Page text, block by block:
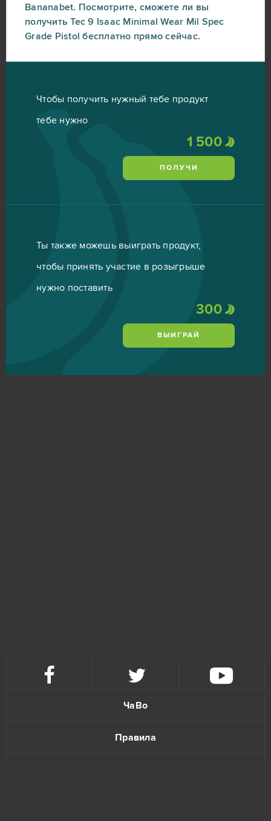
Bananabet. Посмотрите, сможете ли вы
получить Tec 9 Isaac Minimal Wear Mil Spec
Grade Pistol бесплатно прямо сейчас.
Чтобы получить нужный тебе продукт
тебе нужно
1 500
ПОЛУЧИ
Ты также можешь выиграть продукт,
чтобы принять участие в розыгрыше
нужно поставить
300
ВЫИГРАЙ
ЧаВо
Правила